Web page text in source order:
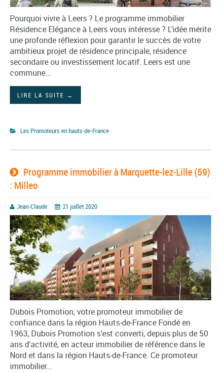
Pourquoi vivre à Leers ? Le programme immobilier
Résidence Elégance à Leers vous intéresse ? L’idée mérite
une profonde réflexion pour garantir le succès de votre
ambitieux projet de résidence principale, résidence
secondaire ou investissement locatif. Leers est une
commune…
LIRE LA SUITE →
Les Promoteurs en hauts-de-France
Programme immobilier à Marquette-lez-Lille (59)
: Milleo
Jean-Claude 21 juillet 2020
Dubois Promotion, votre promoteur immobilier de
confiance dans la région Hauts-de-France Fondé en
1963, Dubois Promotion s’est converti, depuis plus de 50
ans d’activité, en acteur immobilier de référence dans le
Nord et dans la région Hauts-de-France. Ce promoteur
immobilier…